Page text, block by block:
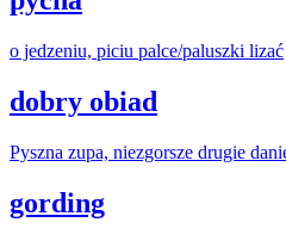
o jedzeniu, piciu palce/paluszki lizać
dobry obiad
Pyszna zupa, niezgorsze drugie
gording